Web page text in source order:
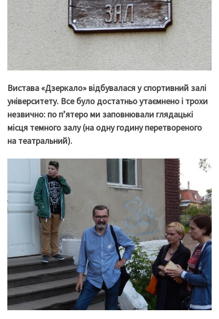
Вистава «Дзеркало» відбувалася у спортивний залі
університету. Все було достатньо утаємнено і трохи
незвично: по п’ятеро ми заповнювали глядацькі
місця темного залу (на одну годину перетвореного
на театральний).